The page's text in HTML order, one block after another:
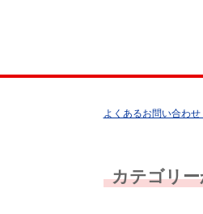
よくあるお問い合わせ
カテゴリ